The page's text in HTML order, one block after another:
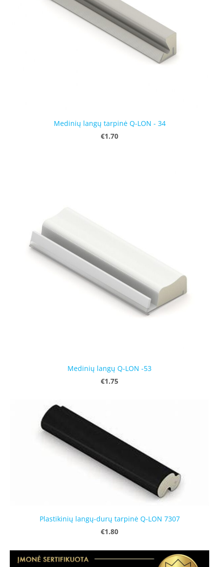
Medinių langų tarpinė Q-LON - 34
€1.70
Medinių langų Q-LON -53
€1.75
Plastikinių langų-durų tarpinė Q-LON 7307
€1.80